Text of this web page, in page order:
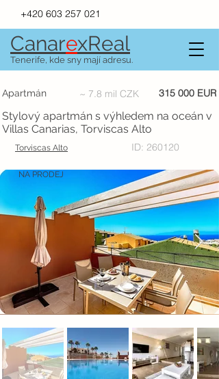
+420 603 257 021
CanarexReal
Tenerife, kde sny mají adresu.
Apartmán ~ 7.8 mil CZK 315 000 EUR
Stylový apartmán s výhledem na oceán v
Villas Canarias, Torviscas Alto
Torviscas Alto ID: 260120
NA PRODEJ